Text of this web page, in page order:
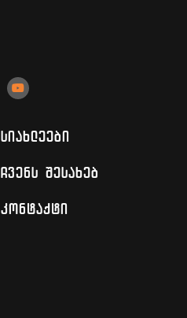

siaxleebi
ჩვენს შესახებ
კონტაქტი